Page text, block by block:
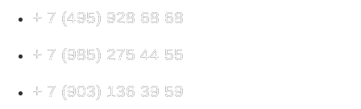
+ 7 (495) 928 68 68
+ 7 (985) 275 44 55
+ 7 (903) 136 39 59